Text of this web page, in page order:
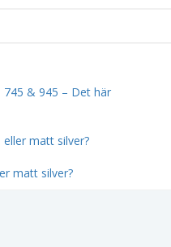
745 & 945 – Det här
matt silver?
matt silver?